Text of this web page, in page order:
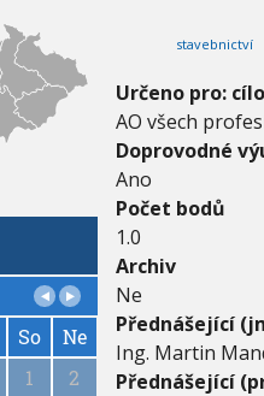
stavebnictví
Určeno pro:
AO všech
Doprovodné
Ano
Počet bodů
1.0
Archiv
Ne
Přednášející
Ing. Martin
Přednášející
So
Ne
1
2